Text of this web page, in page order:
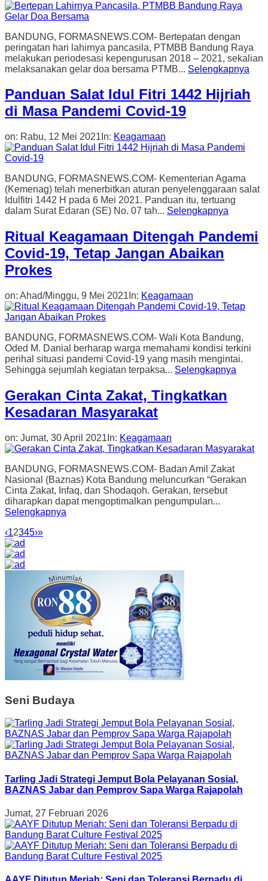
BANDUNG, FORMASNEWS.COM- Bertepatan dengan
peringatan hari lahirnya pancasila, PTMBB Bandung Raya
melakukan periodesasi kepengurusan 2018 – 2021, sekalian
melaksanakan gelar doa bersama PTMB... Selengkapnya
Panduan Salat Idul Fitri 1442 Hijriah
di Masa Pandemi Covid-19
on: Rabu, 12 Mei 2021 In: Keagamaan
BANDUNG, FORMASNEWS.COM- Kementerian Agama
(Kemenag) telah menerbitkan aturan penyelenggaraan salat
Idulfitri 1442 H pada 6 Mei 2021. Panduan itu, tertuang
dalam Surat Edaran (SE) No. 07 tah... Selengkapnya
Ritual Keagamaan Ditengah Pandemi
Covid-19, Tetap Jangan Abaikan
Prokes
on: Ahad/Minggu, 9 Mei 2021 In: Keagamaan
BANDUNG, FORMASNEWS.COM- Wali Kota Bandung,
Oded M. Danial berharap warga memahami kondisi terkini
perihal situasi pandemi Covid-19 yang masih mengintai.
Sehingga sejumlah kegiatan terpaksa... Selengkapnya
Gerakan Cinta Zakat, Tingkatkan
Kesadaran Masyarakat
on: Jumat, 30 April 2021 In: Keagamaan
BANDUNG, FORMASNEWS.COM- Badan Amil Zakat
Nasional (Baznas) Kota Bandung meluncurkan “Gerakan
Cinta Zakat, Infaq, dan Shodaqoh. Gerakan, tersebut
diharapkan dapat mengoptimalkan pengumpulan...
Selengkapnya
‹12345›»
Seni Budaya
Tarling Jadi Strategi Jemput Bola Pelayanan Sosial,
BAZNAS Jabar dan Pemprov Sapa Warga Rajapolah
Jumat, 27 Februari 2026